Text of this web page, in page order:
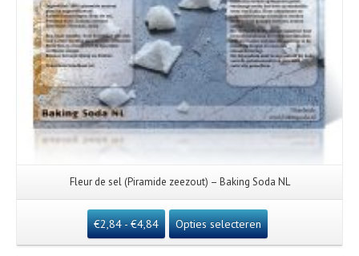
Fleur de sel (Piramide zeezout) – Baking Soda NL
€2,84- €4,84 Opties selecteren